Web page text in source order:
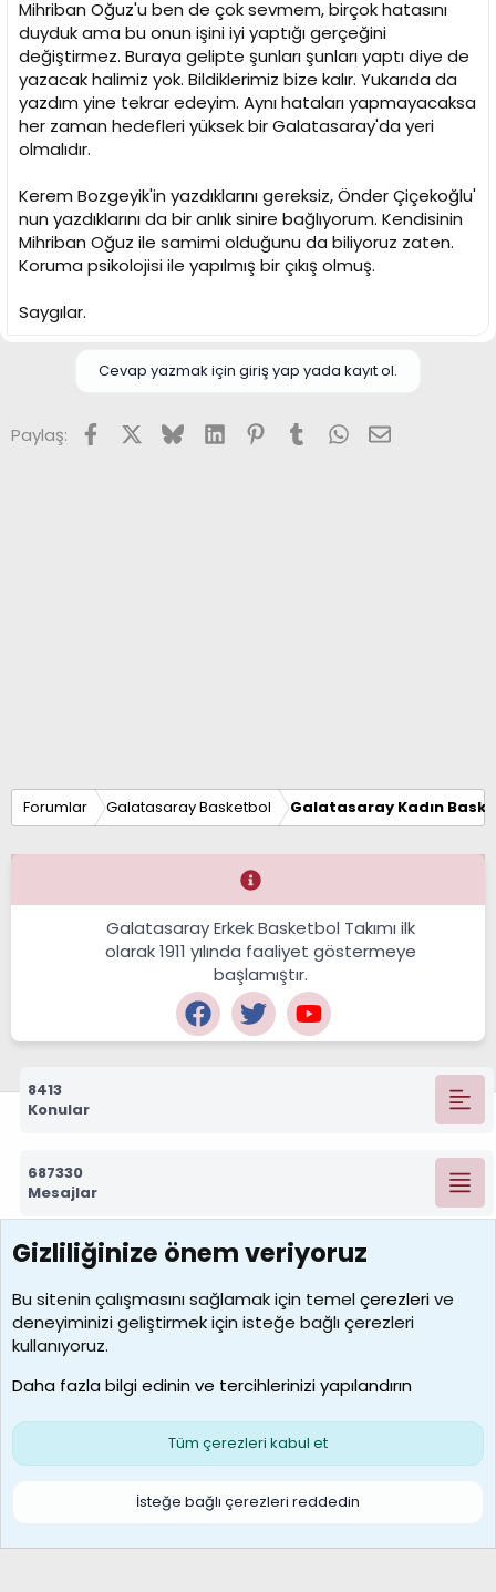
Mihriban Oğuz'u ben de çok sevmem, birçok hatasını
duyduk ama bu onun işini iyi yaptığı gerçeğini
değiştirmez. Buraya gelipte şunları şunları yaptı diye de
yazacak halimiz yok. Bildiklerimiz bize kalır. Yukarıda da
yazdım yine tekrar edeyim. Aynı hataları yapmayacaksa
her zaman hedefleri yüksek bir Galatasaray'da yeri
olmalıdır.
Kerem Bozgeyik'in yazdıklarını gereksiz, Önder Çiçekoğlu'
nun yazdıklarını da bir anlık sinire bağlıyorum. Kendisinin
Mihriban Oğuz ile samimi olduğunu da biliyoruz zaten.
Koruma psikolojisi ile yapılmış bir çıkış olmuş.
Saygılar.
Cevap yazmak için giriş yap yada kayıt ol.
Paylaş: FacebookX (Twitter)
BlueskyLinkedInPinterest
TumblrWhatsApp
E-posta
Forumlar Galatasaray Basketbol Galatasaray Kadın
Galatasaray Erkek Basketbol Takımı ilk
olarak 1911 yılında faaliyet göstermeye
başlamıştır.
8413
Konular
687330
Mesajlar
7390
Kullanıcılar
MosesBrownHayranı
Son üye
Çerezler
S
Gizliliğinize önem veriyoruz
Bu sitenin çalışmasını sağlamak için temelçerezlerive
deneyiminizi geliştirmek için isteğe bağlı çerezleri
kullanıyoruz.
Daha fazla bilgi edinin ve tercihlerinizi yapılandırın
Tüm çerezleri kabul et
İsteğe bağlı çerezleri reddedin